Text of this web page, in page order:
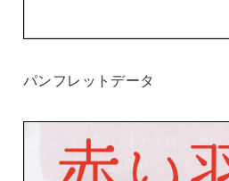
パンフレットデータ